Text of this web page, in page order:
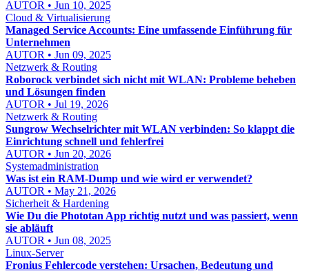
AUTOR • Jun 10, 2025
Cloud & Virtualisierung
Managed Service Accounts: Eine umfassende Einführung für
Unternehmen
AUTOR • Jun 09, 2025
Netzwerk & Routing
Roborock verbindet sich nicht mit WLAN: Probleme beheben
und Lösungen finden
AUTOR • Jul 19, 2026
Netzwerk & Routing
Sungrow Wechselrichter mit WLAN verbinden: So klappt die
Einrichtung schnell und fehlerfrei
AUTOR • Jun 20, 2026
Systemadministration
Was ist ein RAM-Dump und wie wird er verwendet?
AUTOR • May 21, 2026
Sicherheit & Hardening
Wie Du die Phototan App richtig nutzt und was passiert, wenn
sie abläuft
AUTOR • Jun 08, 2025
Linux-Server
Fronius Fehlercode verstehen: Ursachen, Bedeutung und